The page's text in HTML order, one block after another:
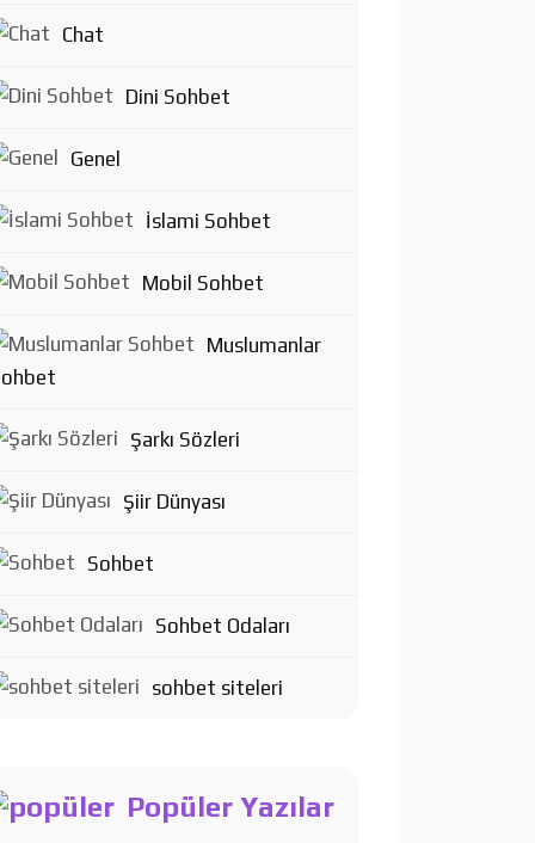
Chat
Dini Sohbet
Genel
İslami Sohbet
Mobil Sohbet
Muslumanlar
Şarkı Sözleri
Şiir Dünyası
Sohbet
Sohbet Odaları
sohbet siteleri
Popüler Yazılar